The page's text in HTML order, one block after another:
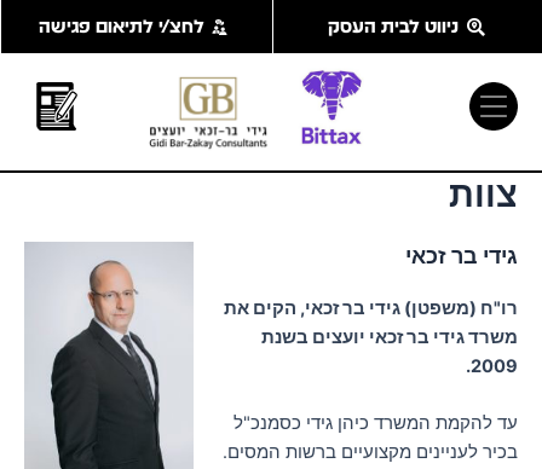
ניווט לבית העסק לחצ/י לתיאום פגישה
צוות
גידי בר זכאי
רו"ח (משפטן) גידי בר זכאי, הקים את
משרד גידי בר זכאי יועצים בשנת
2009.
עד להקמת המשרד כיהן גידי כסמנכ"ל
בכיר לעניינים מקצועיים ברשות המסים.